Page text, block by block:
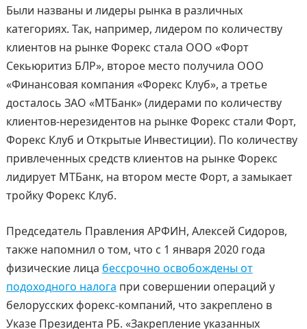
Были названы и лидеры рынка в различных
категориях. Так, например, лидером по количеству
клиентов на рынке Форекс стала ООО «Форт
Секьюритиз БЛР», второе место получила ООО
«Финансовая компания «Форекс Клуб», а третье
досталось ЗАО «МТБанк» (лидерами по количеству
клиентов-нерезидентов на рынке Форекс стали Форт,
Форекс Клуб и Открытые Инвестиции). По количеству
привлеченных средств клиентов на рынке Форекс
лидирует МТБанк, на втором месте Форт, а замыкает
тройку Форекс Клуб.
Председатель Правления АРФИН, Алексей Сидоров,
также напомнил о том, что с 1 января 2020 года
физические лица бессрочно освобождены от
подоходного налога при совершении операций у
белорусских форекс-компаний, что закреплено в
Указе Президента РБ. «Закрепление указанных